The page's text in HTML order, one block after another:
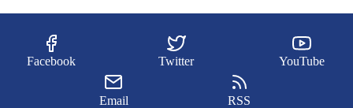
Facebook Twitter YouTube
Email RSS